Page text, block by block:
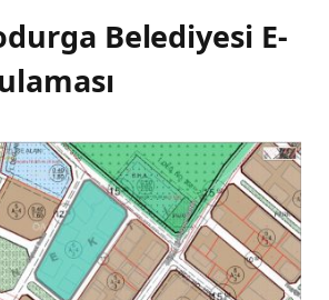
Belediyesi E-